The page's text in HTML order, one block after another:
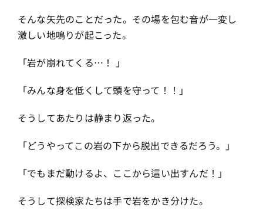
そんな矢先のことだった。その場を包む音が一変し
激しい地鳴りが起こった。
「岩が崩れてくる⋯！ 」
「みんな身を低くして頭を守って！！」
そうしてあたりは静まり返った。
「どうやってこの岩の下から脱出できるだろう。」
「でもまだ動けるよ、ここから這い出すんだ！」
そうして探検家たちは手で岩をかき分けた。